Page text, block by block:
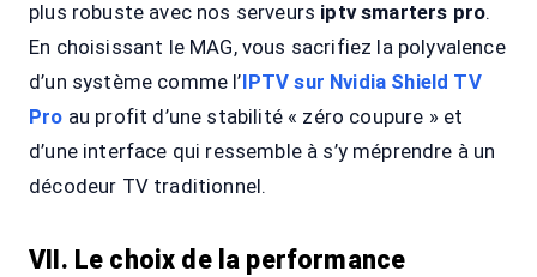
plus robuste avec nos serveurs iptv smarters pro.
En choisissant le MAG, vous sacrifiez la polyvalence
d’un système comme l’ IPTV sur Nvidia Shield TV
Pro au profit d’une stabilité « zéro coupure » et
d’une interface qui ressemble à s’y méprendre à un
décodeur TV traditionnel.
VII. Le choix de la performance